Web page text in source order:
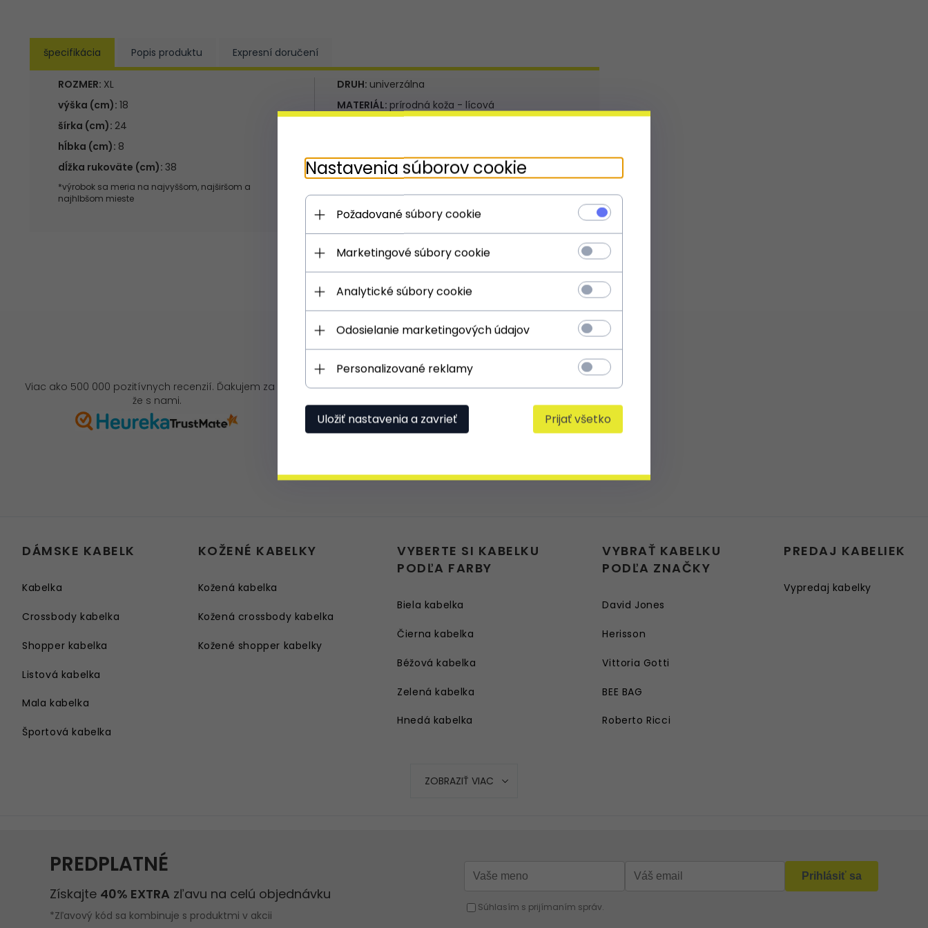
špecifikácia Popis produktu Expresní doručení
ROZMER: XL
výška (cm): 18
šírka (cm): 24
hĺbka (cm): 8
dĺžka rukoväte (cm): 38
*výrobok sa meria na najvyššom, najširšom a
najhlbšom mieste
DRUH: univerzálna
MATERIÁL: prírodná koža - lícová
VNÚTORNÉ:2
** Nastavenie sa týka pásku alebo rukoväte alebo
popruhov
Viac ako 500 000 pozitívnych recenzií. Ďakujem za to,
že s nami.
DÁMSKE KABELK
Kabelka
Crossbody kabelka
Shopper kabelka
Listová kabelka
Mala kabelka
Športová kabelka
KOŽENÉ KABELKY
Kožená kabelka
Kožená crossbody kabelka
Kožené shopper kabelky
VYBERTE SI KABELKU
PODĽA FARBY
Biela kabelka
Čierna kabelka
Béžová kabelka
Zelená kabelka
Hnedá kabelka
Ružová kabelka
VYBRAŤ KABELKU
PODĽA ZNAČKY
David Jones
Herisson
Vittoria Gotti
BEE BAG
Roberto Ricci
PREDAJ KABELIEK
Vypredaj kabelky
ZOBRAZIŤ VIAC
Nastavenia súborov cookie
Požadované súbory cookie
Marketingové súbory cookie
Analytické súbory cookie
Odosielanie marketingových údajov
Personalizované reklamy
Uložiť nastavenia a zavrieť Prijať všetko